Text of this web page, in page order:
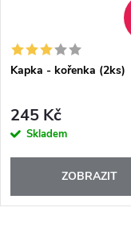
Kapka - kořenka (2ks)
245 Kč
Skladem
ZOBRAZIT